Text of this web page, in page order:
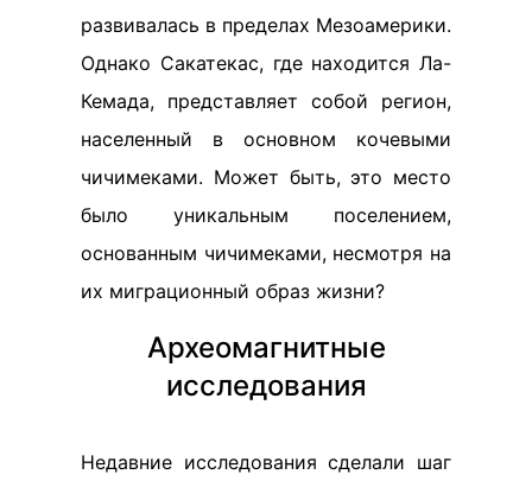
развивалась в пределах Мезоамерики.
Однако Сакатекас, где находится Ла-
Кемада, представляет собой регион,
населенный в основном кочевыми
чичимеками. Может быть, это место
было уникальным поселением,
основанным чичимеками, несмотря на
их миграционный образ жизни?
Археомагнитные
исследования
Недавние исследования сделали шаг